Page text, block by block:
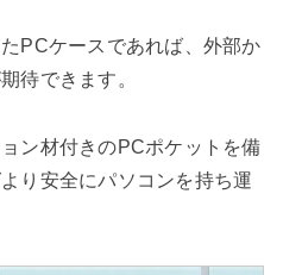
PCケースであれば、外部か
待できます。
ン材付きのPCポケットを備
り安全にパソコンを持ち運